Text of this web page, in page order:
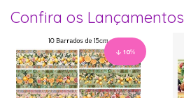
Confira os Lançamentos
10%